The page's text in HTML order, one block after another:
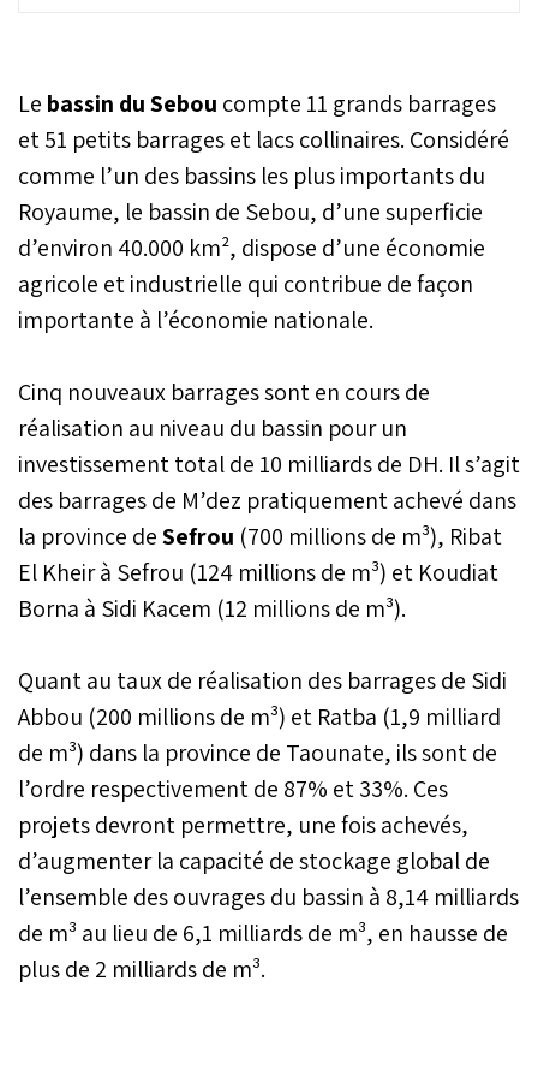
la pollution au niveau de la
zone d’action du bassin
connu pour son activité
oléicole intense.
Le bassin du Sebou compte 11 grands barrages
et 51 petits barrages et lacs collinaires. Considéré
comme l’un des bassins les plus importants du
Royaume, le bassin de Sebou, d’une superficie
d’environ 40.000 km², dispose d’une économie
agricole et industrielle qui contribue de façon
importante à l’économie nationale.
Cinq nouveaux barrages sont en cours de
réalisation au niveau du bassin pour un
investissement total de 10 milliards de DH. Il s’agit
des barrages de M’dez pratiquement achevé dans
la province deSefrou (700 millions de m³), Ribat
El Kheir à Sefrou (124 millions de m³) et Koudiat
Borna à Sidi Kacem (12 millions de m³).
Quant au taux de réalisation des barrages de Sidi
Abbou (200 millions de m³) et Ratba (1,9 milliard
de m³) dans la province de Taounate, ils sont de
l’ordre respectivement de 87% et 33%. Ces
projets devront permettre, une fois achevés,
d’augmenter la capacité de stockage global de
l’ensemble des ouvrages du bassin à 8,14 milliards
de m³ au lieu de 6,1 milliards de m³, en hausse de
plus de 2 milliards de m³.